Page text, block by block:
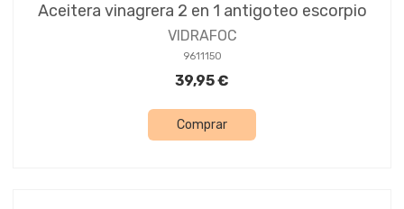
Aceitera vinagrera 2 en 1 antigoteo escorpio
VIDRAFOC
9611150
39,95 €
Comprar